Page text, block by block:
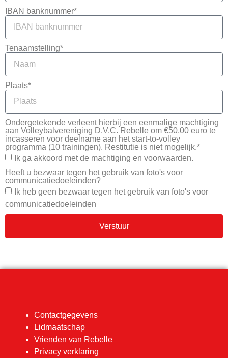
IBAN banknummer*
Tenaamstelling*
Plaats*
Ondergetekende verleent hierbij een eenmalige machtiging
aan Volleybalvereniging D.V.C. Rebelle om €50,00 euro te
incasseren voor deelname aan het start-to-volley
programma (10 trainingen). Restitutie is niet mogelijk.*
Ik ga akkoord met de machtiging en voorwaarden.
Heeft u bezwaar tegen het gebruik van foto's voor
communicatiedoeleinden?
Ik heb geen bezwaar tegen het gebruik van foto's voor
communicatiedoeleinden
Verstuur
Contactgegevens
Lidmaatschap
Vrienden van Rebelle
Privacy verklaring